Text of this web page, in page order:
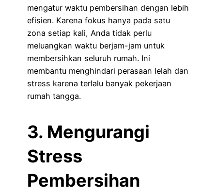
mengatur waktu pembersihan dengan lebih
efisien. Karena fokus hanya pada satu
zona setiap kali, Anda tidak perlu
meluangkan waktu berjam-jam untuk
membersihkan seluruh rumah. Ini
membantu menghindari perasaan lelah dan
stress karena terlalu banyak pekerjaan
rumah tangga.
3. Mengurangi
Stress
Pembersihan